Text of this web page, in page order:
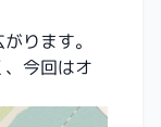
ります。
今回はオ